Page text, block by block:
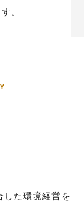
。
Y
した環境経営を